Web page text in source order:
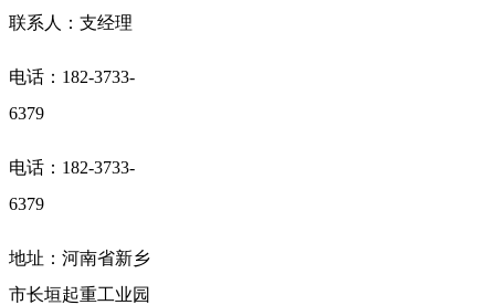
联系人：支经理
电话：182-3733-
6379
电话：182-3733-
6379
地址：河南省新乡
市长垣起重工业园